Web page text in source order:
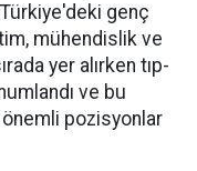
Türkiye'deki genç
mühendislik ve
yer alırken tıp-
ve bu
önemli pozisyonlar